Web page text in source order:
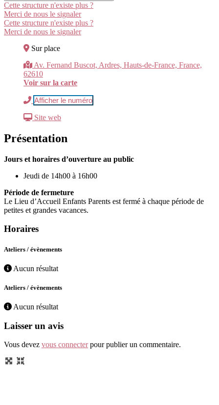
Cette structure n'existe plus ?
Merci de nous le signaler
Cette structure n'existe plus ?
Merci de nous le signaler
Sur place
Av. Fernand Buscot, Ardres, Hauts-de-France, France,
62610
Voir sur la carte
Afficher le numéro
Site web
Présentation
Jours et horaires d’ouverture au public
Jeudi de 14h00 à 16h00
Période de fermeture
Le Lieu d’Accueil Enfants Parents est fermé à chaque période de
petites et grandes vacances.
Horaires
Ateliers / évènements
Aucun résultat
Ateliers / évènements
Aucun résultat
Laisser un avis
Vous devez vous connecterpour publier un commentaire.